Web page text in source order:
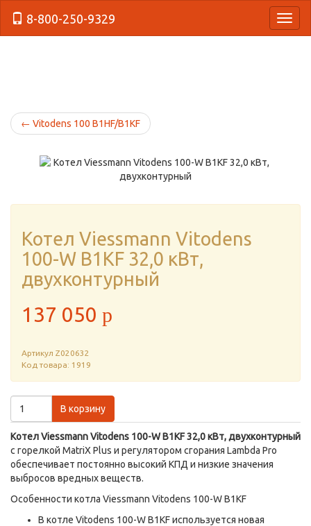
8-800-250-9329
← Vitodens 100 B1HF/B1KF
Котел Viessmann Vitodens
100-W B1KF 32,0 кВт,
двухконтурный
137 050 p
Артикул Z020632
Код товара: 1919
В корзину
Котел Viessmann Vitodens 100-W B1KF 32,0 кВт, двухконтурный
с горелкой MatriX Plus и регулятором сгорания Lambda Pro
обеспечивает постоянно высокий КПД и низкие значения
выбросов вредных веществ.
Особенности котла Viessmann Vitodens 100-W B1KF
В котле Vitodens 100-W B1KF используется новая